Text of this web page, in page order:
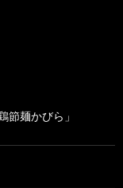
節麺かびら」